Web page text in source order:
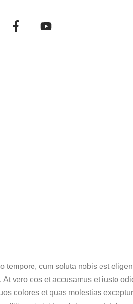
tempore, cum soluta nobis est
At vero eos et accusamus et iusto
dolores et quas molestias